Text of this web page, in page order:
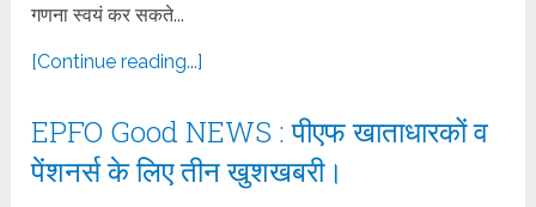
गणना स्वयं कर सकते...
[Continue reading...]
EPFO Good NEWS : पीएफ खाताधारकों व
पेंशनर्स के लिए तीन खुशखबरी।